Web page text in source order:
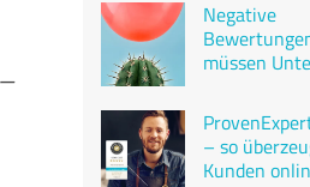
Negative
müssen
– so
Kunden